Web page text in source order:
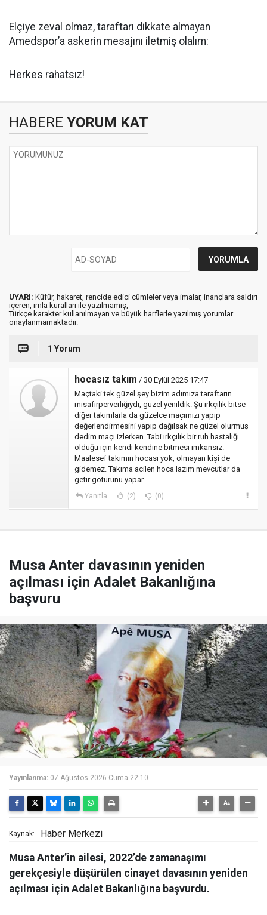
Elçiye zeval olmaz, taraftarı dikkate almayan
Amedspor’a askerin mesajını iletmiş olalım:
Herkes rahatsız!
HABERE YORUM KAT
UYARI: Küfür, hakaret, rencide edici cümleler veya imalar, inançlara saldırı
içeren, imla kuralları ile yazılmamış,
Türkçe karakter kullanılmayan ve büyük harflerle yazılmış yorumlar
onaylanmamaktadır.
1 Yorum
hocasız takım / 30 Eylül 2025 17:47
Maçtaki tek güzel şey bizim adımıza taraftarın
misafirperverliğiydi, güzel yenildik. Şu ırkçılık bitse
diğer takımlarla da güzelce maçımızı yapıp
değerlendirmesini yapıp dağılsak ne güzel olurmuş
dedim maçı izlerken. Tabi ırkçılık bir ruh hastalığı
olduğu için kendi kendine bitmesi imkansız.
Maalesef takımın hocası yok, olmayan kişi de
gidemez. Takıma acilen hoca lazım mevcutlar da
getir götürünü yapar
Yanıtla (2) (0)
Musa Anter davasının yeniden
açılması için Adalet Bakanlığına
başvuru
Yayınlanma: 07 Ağustos 2026 Cuma 22:10
Kaynak: Haber Merkezi
Musa Anter’in ailesi, 2022’de zamanaşımı
gerekçesiyle düşürülen cinayet davasının yeniden
açılması için Adalet Bakanlığına başvurdu.